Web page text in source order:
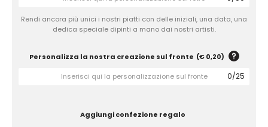
Rendi ancora più unici i nostri piatti con delle iniziali, una data, una
dedica speciale dipinti a mano dai nostri artisti.
Personalizza la nostra creazione sul fronte (€ 0,20)
0/25
Aggiungi confezione regalo
Zuccheriere